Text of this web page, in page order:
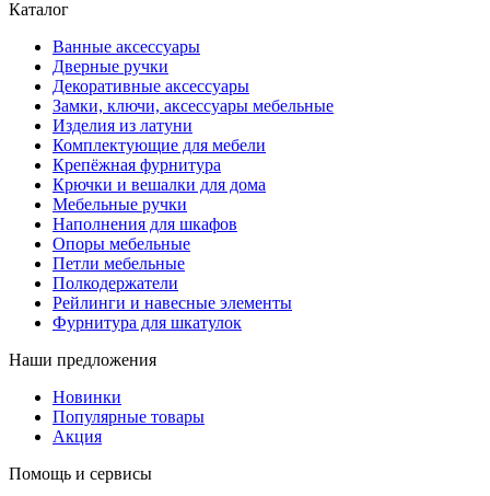
Каталог
Ванные аксессуары
Дверные ручки
Декоративные аксессуары
Замки, ключи, аксессуары мебельные
Изделия из латуни
Комплектующие для мебели
Крепёжная фурнитура
Крючки и вешалки для дома
Мебельные ручки
Наполнения для шкафов
Опоры мебельные
Петли мебельные
Полкодержатели
Рейлинги и навесные элементы
Фурнитура для шкатулок
Наши предложения
Новинки
Популярные товары
Акция
Помощь и сервисы